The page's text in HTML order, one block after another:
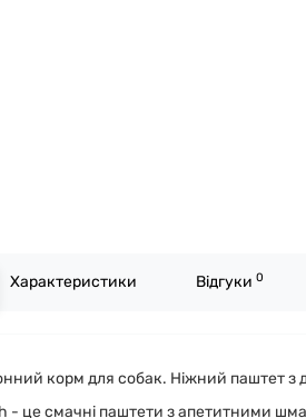
Характеристики Відгуки 0
корм для собак. Ніжний паштет з
- це смачні паштети з апетитними